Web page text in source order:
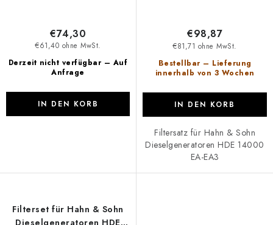
Derzeit nicht verfügbar – Auf
Anfrage
€61,40 ohne MwSt.
€74,30
IN DEN KORB
Bestellbar – Lieferung
innerhalb von 3 Wochen
€81,71 ohne MwSt.
€98,87
IN DEN KORB
Filtersatz für Hahn & Sohn
Dieselgeneratoren HDE 14000
EA-EA3
Filterset für Hahn & Sohn
Dieselgeneratoren HDE